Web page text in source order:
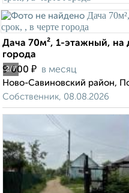
2/7
Дача 70м², 1-этажный, на
города
9 000 ₽ в месяц
Ново-Савиновский район,
Собственник, 08.08.2026